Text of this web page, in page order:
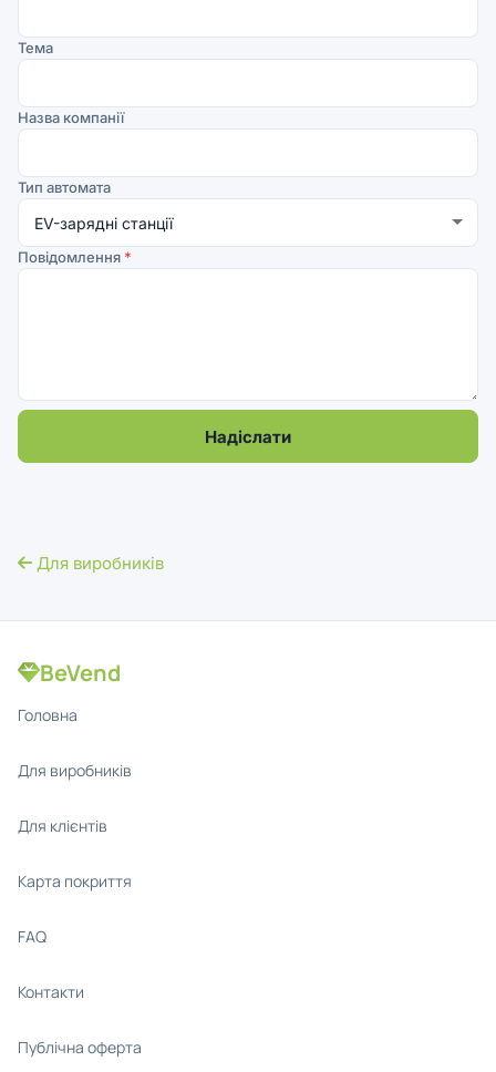
Тема
Назва компанії
Тип автомата
Повідомлення *
Надіслати
Для виробників
BeVend
Головна
Для виробників
Для клієнтів
Карта покриття
FAQ
Контакти
Публічна оферта